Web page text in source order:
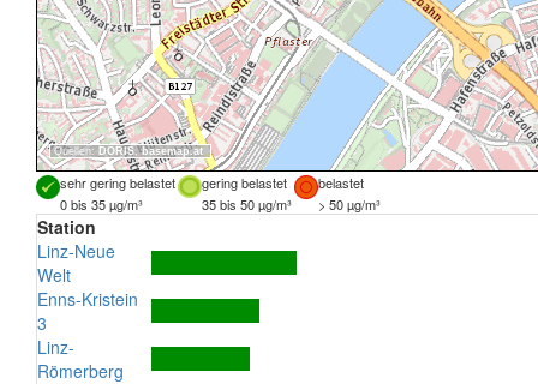
Quellen: DORIS,basemap.at
sehr gering belastet gering belastet
belastet
0 bis 35 µg/m³
35 bis 50 µg/m³ > 50 µg/m³
Station
Linz-Neue
Welt
Enns-Kristein
3
Linz-
Römerberg